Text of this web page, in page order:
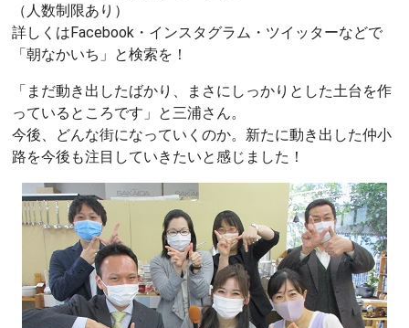
（人数制限あり）
詳しくはFacebook・インスタグラム・ツイッターなどで
「朝なかいち」と検索を！
「まだ動き出したばかり、まさにしっかりとした土台を作
っているところです」と三浦さん。
今後、どんな街になっていくのか。新たに動き出した仲小
路を今後も注目していきたいと感じました！